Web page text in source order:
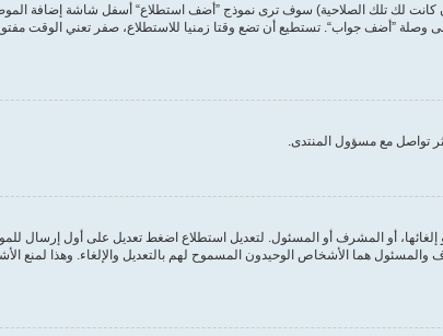
لك تلك الصلاحية) سوف ترى نموذج ”أضف استطلاع“ أسفل شاشة إضافة
”أضف جواب“. تستطيع أن تضع وقتا زمنيا للاستطلاع، صفر تعني الوقت
تواصل مع مسؤول المنتدى.
إلغائها، أو المشرف أو المسئول. لتعديل استطلاع اضغط تعديل على أول إرسال
هما الأشخاص الوحيدون المسموح لهم بالتعديل والإلغاء. وهذا لمنع